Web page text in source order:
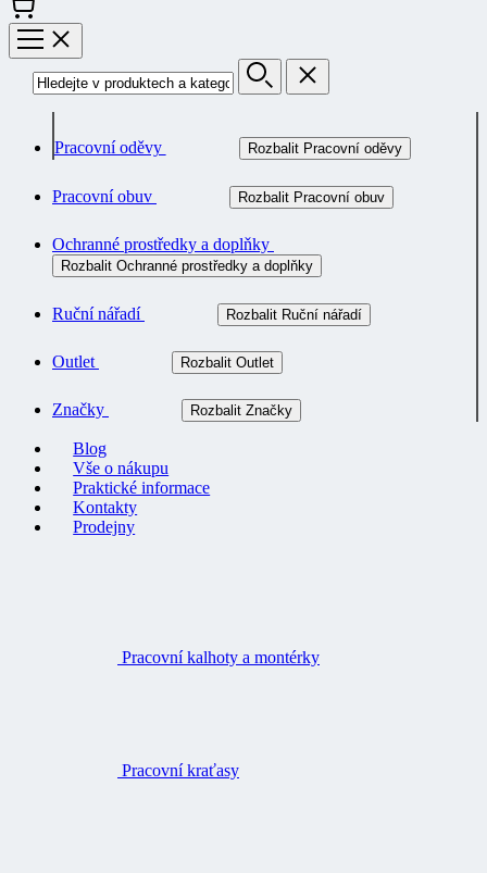
Pracovní oděvy Rozbalit Pracovní oděvy
Pracovní obuv Rozbalit Pracovní obuv
Ochranné prostředky a doplňky
Rozbalit Ochranné prostředky a doplňky
Ruční nářadí Rozbalit Ruční nářadí
Outlet Rozbalit Outlet
Značky Rozbalit Značky
Blog
Vše o nákupu
Praktické informace
Kontakty
Prodejny
Pracovní kalhoty a montérky
Pracovní kraťasy